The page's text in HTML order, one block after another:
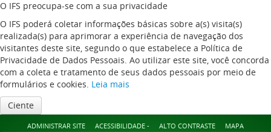
O IFS preocupa-se com a sua privacidade
O IFS poderá coletar informações básicas sobre a(s) visita(s)
realizada(s) para aprimorar a experiência de navegação dos
visitantes deste site, segundo o que estabelece a Política de
Privacidade de Dados Pessoais. Ao utilizar este site, você concorda
com a coleta e tratamento de seus dados pessoais por meio de
formulários e cookies. Leia mais
Ciente
ADMINISTRAR SITE ACESSIBILIDADE - ALTO CONTRASTE MAPA